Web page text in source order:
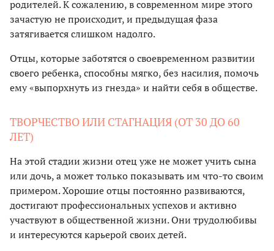
родителей. К сожалению, в современном мире этого
зачастую не происходит, и предыдущая фаза
затягивается слишком надолго.
Отцы, которые заботятся о своевременном развитии
своего ребенка, способны мягко, без насилия, помочь
ему «выпорхнуть из гнезда» и найти себя в обществе.
ТВОРЧЕСТВО ИЛИ СТАГНАЦИЯ (ОТ 30 ДО 60
ЛЕТ)
На этой стадии жизни отец уже не может учить сына
или дочь, а может только показывать им что-то своим
примером. Хорошие отцы постоянно развиваются,
достигают профессиональных успехов и активно
участвуют в общественной жизни. Они трудолюбивы
и интересуются карьерой своих детей.